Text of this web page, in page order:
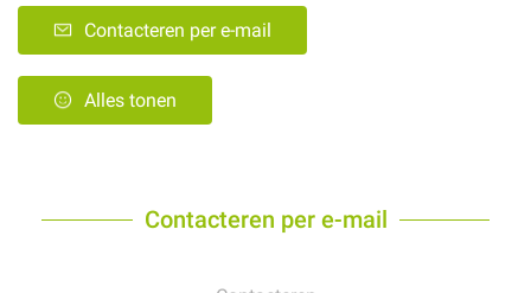
Contacteren per e-mail
Alles tonen
Contacteren per e-mail